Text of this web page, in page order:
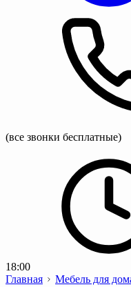
(все звонки бесплатные)
18:00
Главная
Мебель для